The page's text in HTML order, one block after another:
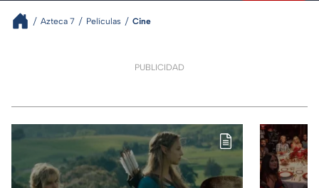
Azteca 7 Películas Cine
PUBLICIDAD